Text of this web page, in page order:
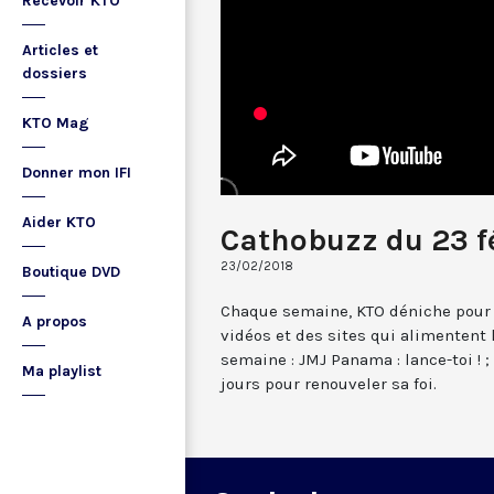
Articles et
dossiers
KTO Mag
Donner mon IFI
Aider KTO
Boutique DVD
A propos
Ma playlist
Cathobuzz du 23
23/02/2018
Chaque semaine, KTO déniche
vidéos et des sites qui alimentent
semaine : JMJ Panama : lance-toi !
jours pour renouveler sa foi.